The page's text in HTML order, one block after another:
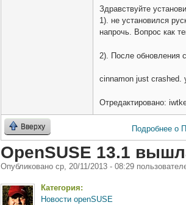
Здравствуйте
1). не установился
напрочь. Вопрос как
2). После обновления
cinnamon just crashed.
Отредактировано:
Вверху Подробнее о
OpenSUSE 13.1
Опубликовано ср, 20/11/2013 - 08:29
Категория:
Новости openSUSE